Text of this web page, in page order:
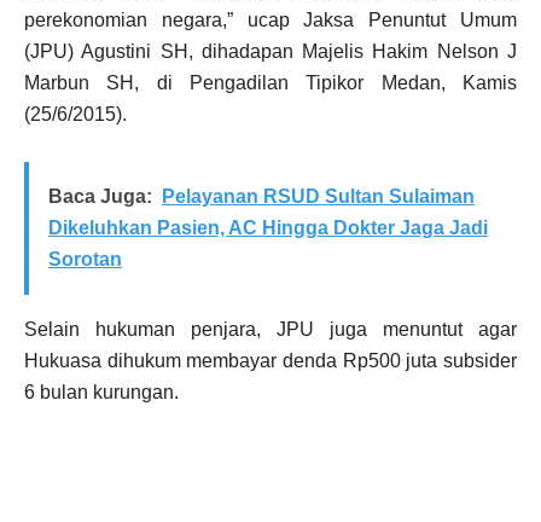
perekonomian negara,” ucap Jaksa Penuntut Umum
(JPU) Agustini SH, dihadapan Majelis Hakim Nelson J
Marbun SH, di Pengadilan Tipikor Medan, Kamis
(25/6/2015).
Baca Juga:
Pelayanan RSUD Sultan Sulaiman
Dikeluhkan Pasien, AC Hingga Dokter Jaga Jadi
Sorotan
Selain hukuman penjara, JPU juga menuntut agar
Hukuasa dihukum membayar denda Rp500 juta subsider
6 bulan kurungan.